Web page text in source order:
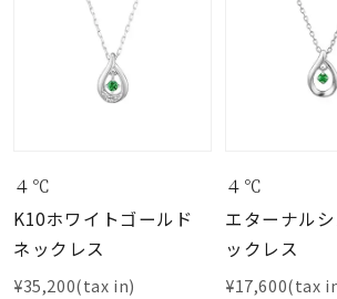
４℃
K10ホワイトゴールド
ネックレス
¥35,200(tax in)
４℃
エターナル
ックレス
¥17,600(tax